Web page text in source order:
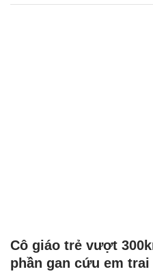
Cô giáo trẻ vượt
phần gan cứu em